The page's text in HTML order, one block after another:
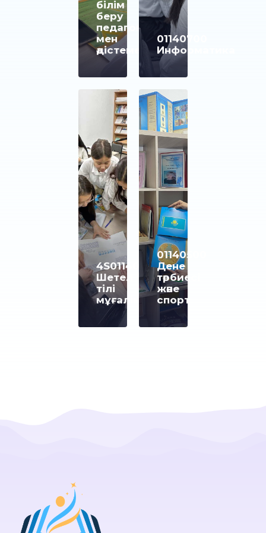
білім
беру
педагогикасы
мен
әдістемесі
4S01140605
Шетел
тілі
мұғалімі
01140700
Информатика
01140500
Дене
тәрбиесі
және
спорт